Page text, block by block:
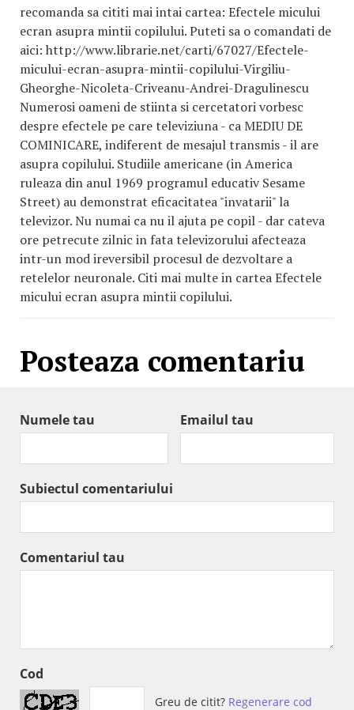
recomanda sa cititi mai intai cartea: Efectele micului
ecran asupra mintii copilului. Puteti sa o comandati de
aici: http://www.librarie.net/carti/67027/Efectele-
micului-ecran-asupra-mintii-copilului-Virgiliu-
Gheorghe-Nicoleta-Criveanu-Andrei-Dragulinescu
Numerosi oameni de stiinta si cercetatori vorbesc
despre efectele pe care televiziuna - ca MEDIU DE
COMINICARE, indiferent de mesajul transmis - il are
asupra copilului. Studiile americane (in America
ruleaza din anul 1969 programul educativ Sesame
Street) au demonstrat eficacitatea "invatarii" la
televizor. Nu numai ca nu il ajuta pe copil - dar cateva
ore petrecute zilnic in fata televizorului afecteaza
intr-un mod ireversibil procesul de dezvoltare a
retelelor neuronale. Citi mai multe in cartea Efectele
micului ecran asupra mintii copilului.
Posteaza comentariu
Numele tau Emailul tau
Subiectul comentariului
Comentariul tau
Cod
Greu de citit? Regenerare cod